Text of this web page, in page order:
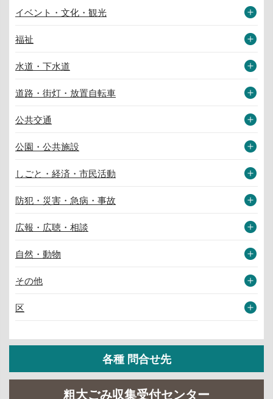
イベント・文化・観光
福祉
水道・下水道
道路・街灯・放置自転車
公共交通
公園・公共施設
しごと・経済・市民活動
防犯・災害・急病・事故
広報・広聴・相談
自然・動物
その他
区
各種 問合せ先
粗大ごみ収集受付センター